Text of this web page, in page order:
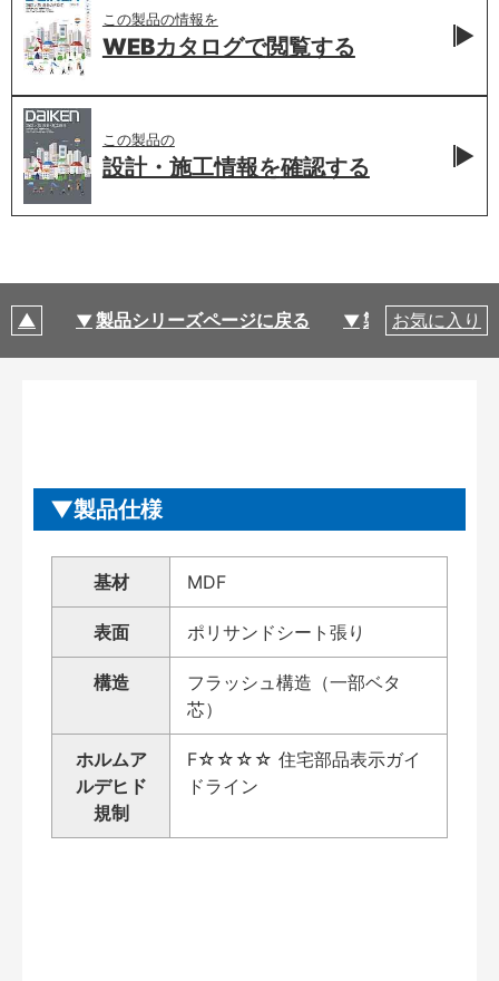
この製品の情報を
WEBカタログで閲覧する
この製品の
設計・施工情報を確認する
製品シリーズページに戻る 製品仕様
お気に入り
製品仕様
基材 MDF
表面 ポリサンドシート張り
構造
フラッシュ構造（一部ベタ
芯）
ホルムア
ルデヒド
規制
F☆☆☆☆ 住宅部品表示ガイ
ドライン